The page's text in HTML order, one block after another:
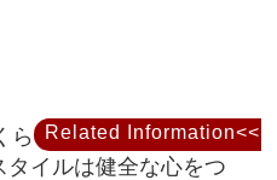
らくダイエットできる
イルは健全な心をつ
Related Information<<